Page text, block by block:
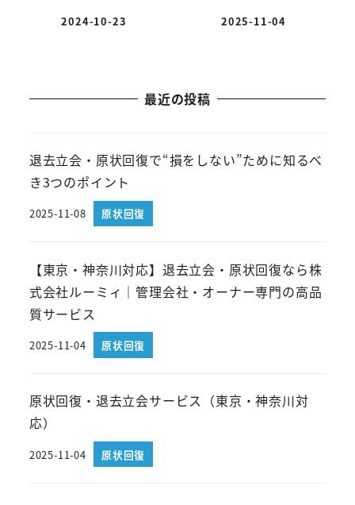
2024-10-23 2025-11-04
最近の投稿
退去立会・原状回復で“損をしない”ために知るべ
き3つのポイント
2025-11-08 原状回復
【東京・神奈川対応】退去立会・原状回復なら株
式会社ルーミィ｜管理会社・オーナー専門の高品
質サービス
2025-11-04 原状回復
原状回復・退去立会サービス（東京・神奈川対
応）
2025-11-04 原状回復